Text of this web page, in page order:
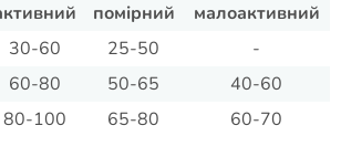
помірний
малоактивний
30-60 25-50
-
60-80 50-65
40-60
80-100 65-80 60-70